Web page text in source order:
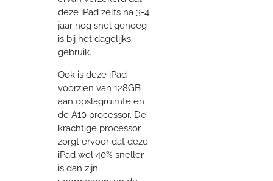
deze iPad zelfs na 3-4
jaar nog snel genoeg
is bij het dagelijks
gebruik.
Ook is deze iPad
voorzien van 128GB
aan opslagruimte en
de A10 processor. De
krachtige processor
zorgt ervoor dat deze
iPad wel 40% sneller
is dan zijn